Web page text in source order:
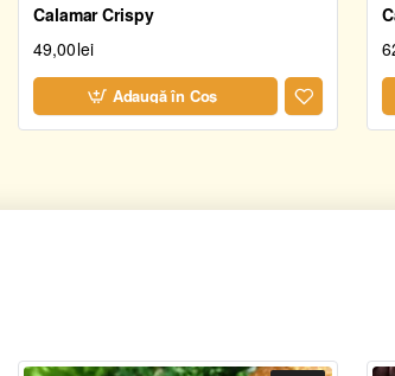
Calamar Crispy
49,00lei
Adaugă în Coş